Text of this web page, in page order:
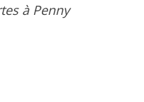
à Penny